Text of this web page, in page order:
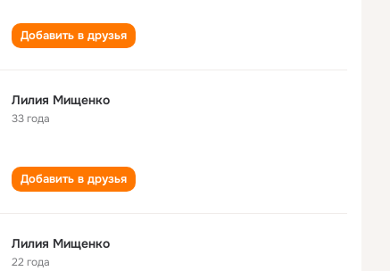
Добавить в друзья
Лилия Мищенко
33 года
Добавить в друзья
Лилия Мищенко
22 года